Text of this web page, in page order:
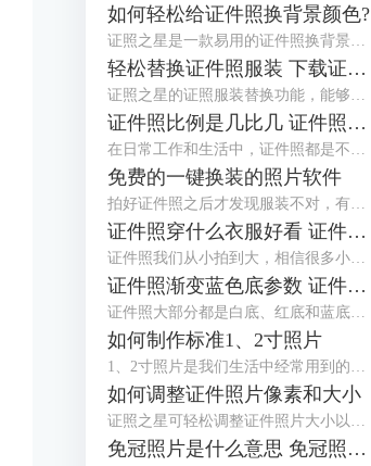
如何轻松给证件照换背景颜色?
证照之星是一款易用的证件照换背景软件，协助你方便快捷处理证件照片。 “一键裁剪”，“自动纠正倾斜”，“轻松换背景”等功能让你在几秒钟内完成证件照的处理编辑。
轻松替换证件照服装 下载证件照服装模板
证照之星的证照服装替换功能，能够将普通便装照片替换成符合证件照要求的正装证件照片。
证件照比例是几比几 证件照比例怎么修改
在日常工作和生活中，证件照都是不可或缺的，而证件照的比例和尺寸又都不相同，那么你知道，证件照比例是几比几，证件照比例怎么修改，今天小编就和大家分享一下。
免费的一键换装的照片软件
拍好证件照之后才发现服装不对，有没有免费的一键换装的照片软件？这种棘手的任务，交给证件照工具就对了！证件照工具内置多款正装、西服模板，可以很好地满足换装的需求。
证件照穿什么衣服好看 证件照衣服素材
证件照我们从小拍到大，相信很多小伙伴都发现了几乎每个照相馆都会准备两套衣服，有时候会叫我们换上他们准备的衣服拍摄。一般这种情况都是因为我们拍摄的时候穿的衣服不对，最常见的问题就是颜色与拍摄的背景色太相似，所以需要换装。那么今天就来给大家讲讲拍证件照穿什么衣服好看以及有哪些证件照衣服素材。
证件照渐变蓝色底参数 证件照渐变蓝背景怎么设置
证件照大部分都是白底、红底和蓝底，但还有一种是渐变蓝色底，有时候单位会特别指定证件照要用渐变蓝色底，那么，证件照渐变蓝色底参数是多少呢？证件照渐变蓝背景怎么设置？下面就跟着小编一起来看看吧。
如何制作标准1、2寸照片
1、2寸照片是我们生活中经常用到的照片，本文主要介绍了如何使用证照之星来制作标准的1、2寸照片，包括规格设置、裁剪照片、色彩修正、背景处理等。
如何调整证件照片像素和大小
证照之星可轻松调整证件照片大小以及证件照片的像素，让照片制作调整简单就能够完成。
免冠照片是什么意思 免冠照片是什么底